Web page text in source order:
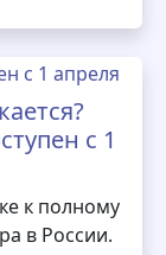
с 1
к полному
в России.